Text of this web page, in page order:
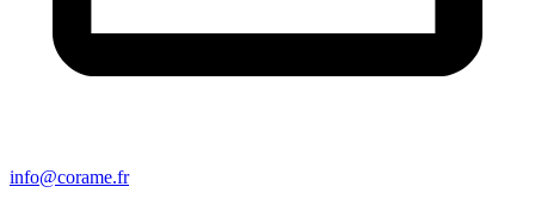
info@corame.fr